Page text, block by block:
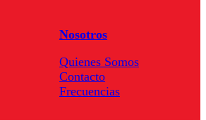
Nosotros
Quienes Somos
Contacto
Frecuencias